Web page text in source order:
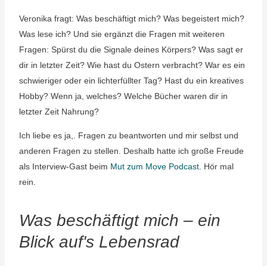
Veronika fragt: Was beschäftigt mich? Was begeistert mich?
Was lese ich? Und sie ergänzt die Fragen mit weiteren
Fragen: Spürst du die Signale deines Körpers? Was sagt er
dir in letzter Zeit? Wie hast du Ostern verbracht? War es ein
schwieriger oder ein lichterfüllter Tag? Hast du ein kreatives
Hobby? Wenn ja, welches? Welche Bücher waren dir in
letzter Zeit Nahrung?
Ich liebe es ja,. Fragen zu beantworten und mir selbst und
anderen Fragen zu stellen. Deshalb hatte ich große Freude
als Interview-Gast beim Mut zum Move Podcast. Hör mal
rein.
Was beschäftigt mich – ein
Blick auf's Lebensrad